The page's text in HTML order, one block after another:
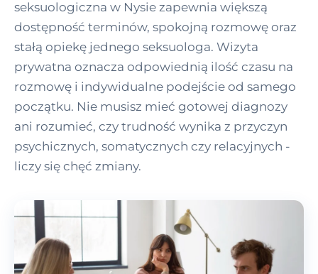
seksuologiczna w Nysie zapewnia większą
dostępność terminów, spokojną rozmowę oraz
stałą opiekę jednego seksuologa. Wizyta
prywatna oznacza odpowiednią ilość czasu na
rozmowę i indywidualne podejście od samego
początku. Nie musisz mieć gotowej diagnozy
ani rozumieć, czy trudność wynika z przyczyn
psychicznych, somatycznych czy relacyjnych -
liczy się chęć zmiany.